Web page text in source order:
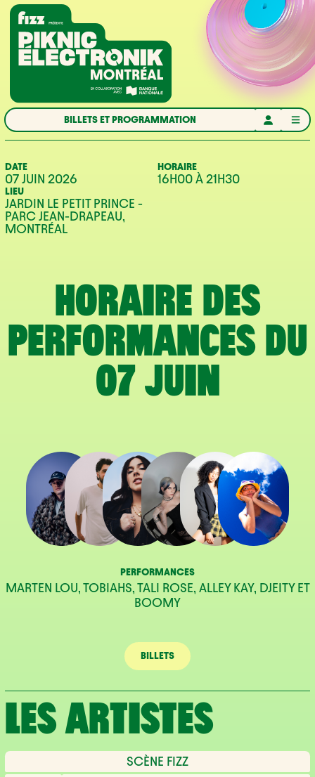
Aller à la navigation
Aller au contenu
Accueil
BILLETS ET PROGRAMMATION
DATE
07 JUIN 2026
HORAIRE
16H00À21H30
LIEU
JARDIN LE PETIT PRINCE -
PARC JEAN-DRAPEAU,
MONTRÉAL
HORAIRE DES
PERFORMANCES DU
07 JUIN
PERFORMANCES
MARTEN LOU, TOBIAHS, TALI ROSE, ALLEY KAY, DJEITY ET
BOOMY
BILLETS
LES ARTISTES
SCÈNE FIZZ